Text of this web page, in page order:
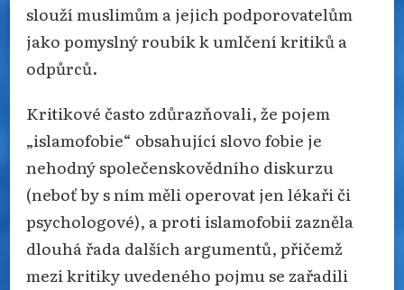
slouží muslimům a jejich podporovatelům
jako pomyslný roubík k umlčení kritiků a
odpůrců.
Kritikové často zdůrazňovali, že pojem
„islamofobie“ obsahující slovo fobie je
nehodný společenskovědního diskurzu
(neboť by s ním měli operovat jen lékaři či
psychologové), a proti islamofobii zazněla
dlouhá řada dalších argumentů, přičemž
mezi kritiky uvedeného pojmu se zařadili